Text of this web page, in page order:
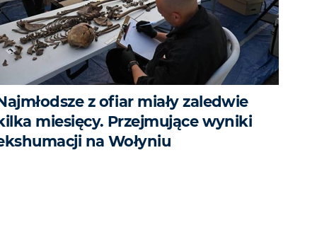
z ofiar miały zaledwie
miesięcy. Przejmujące wyniki
na Wołyniu